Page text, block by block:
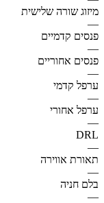
מיזוג שורה שלישית
—
פנסים קדמיים
—
פנסים אחוריים
—
ערפל קדמי
—
ערפל אחורי
—
DRL
—
תאורת אווירה
—
בלם חניה
—